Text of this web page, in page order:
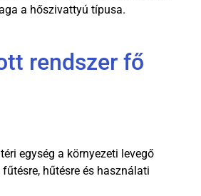
a hőszivattyú típusa.
rendszer fő
egység a környezeti levegő
hűtésre és használati